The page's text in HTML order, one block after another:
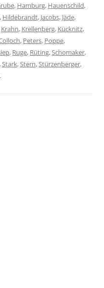
, Hamburg, Hauenschild,
, Hildebrandt, Jacobs, Jäde,
Krahn, Krellenberg, Kücknitz,
, Peters, Poppe,
, Ruge, Rüting,Schomaker,
,Stark,Stern,Stürzenberger,
.